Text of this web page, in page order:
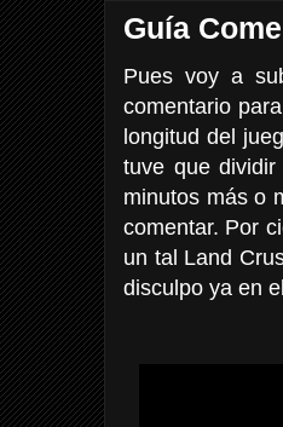
Guía
Pues voy a
comentario
longitud del
tuve que
minutos más o
comentar. Por
un tal Land
disculpo ya en